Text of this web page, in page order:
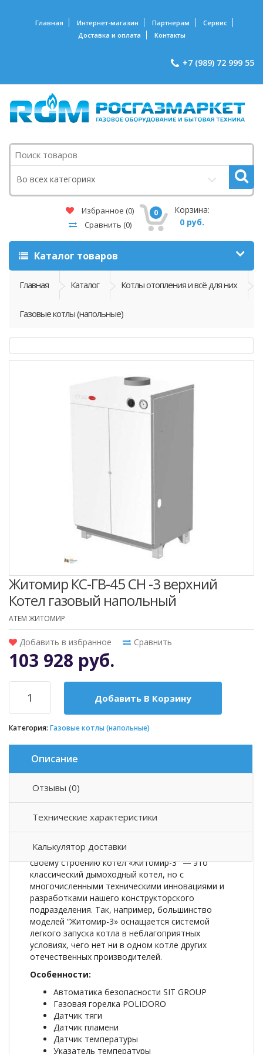
Главная Интернет-магазин Партнерам
Сервис
Доставка и оплата
Контакты
+7 (989) 72 999 55
Поиск
Во всех категориях
Избранное (0)
Сравнить (0)
0
Корзина:
0 руб.
Каталог товаров
Главная Каталог Котлы отопления и всё для них
Газовые котлы (напольные)
Житомир КС-ГВ-45 СН -3 верхний
Котел газовый напольный
ATEM ЖИТОМИР
Добавить в избранное Сравнить
103 928 руб.
Добавить В Корзину
Категория: Газовые котлы (напольные)
Описание
Отзывы (0)
Технические характеристики
Калькулятор доставки
Описание товара
серии продукции, выпускаемой фирмой Атем. По
своему строению котел «Житомир-3″ — это
классический дымоходный котел, но с
многочисленными техническими инновациями и
разработками нашего конструкторского
подразделения. Так, например, большинство
моделей “Житомир-3» оснащается системой
легкого запуска котла в неблагоприятных
условиях, чего нет ни в одном котле других
отечественных производителей.
Особенности:
Автоматика безопасности SIT GROUP
Газовая горелка POLIDORO
Датчик тяги
Датчик пламени
Датчик температуры
Указатель температуры